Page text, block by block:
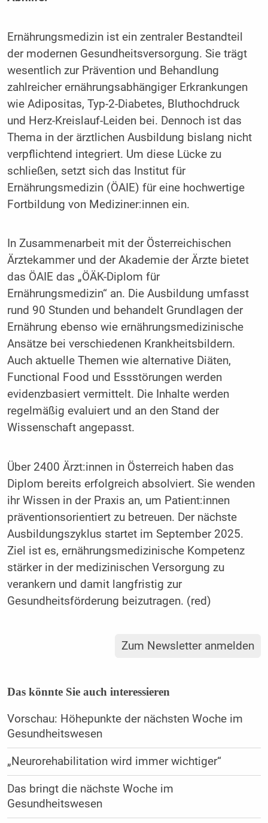
Ernährungsmedizin ist ein zentraler Bestandteil
der modernen Gesundheitsversorgung. Sie trägt
wesentlich zur Prävention und Behandlung
zahlreicher ernährungsabhängiger Erkrankungen
wie Adipositas, Typ-2-Diabetes, Bluthochdruck
und Herz-Kreislauf-Leiden bei. Dennoch ist das
Thema in der ärztlichen Ausbildung bislang nicht
verpflichtend integriert. Um diese Lücke zu
schließen, setzt sich das Institut für
Ernährungsmedizin (ÖAIE) für eine hochwertige
Fortbildung von Mediziner:innen ein.
In Zusammenarbeit mit der Österreichischen
Ärztekammer und der Akademie der Ärzte bietet
das ÖAIE das „ÖÄK-Diplom für
Ernährungsmedizin“ an. Die Ausbildung umfasst
rund 90 Stunden und behandelt Grundlagen der
Ernährung ebenso wie ernährungsmedizinische
Ansätze bei verschiedenen Krankheitsbildern.
Auch aktuelle Themen wie alternative Diäten,
Functional Food und Essstörungen werden
evidenzbasiert vermittelt. Die Inhalte werden
regelmäßig evaluiert und an den Stand der
Wissenschaft angepasst.
Über 2400 Ärzt:innen in Österreich haben das
Diplom bereits erfolgreich absolviert. Sie wenden
ihr Wissen in der Praxis an, um Patient:innen
präventionsorientiert zu betreuen. Der nächste
Ausbildungszyklus startet im September 2025.
Ziel ist es, ernährungsmedizinische Kompetenz
stärker in der medizinischen Versorgung zu
verankern und damit langfristig zur
Gesundheitsförderung beizutragen. (red)
Zum Newsletter anmelden
Das könnte Sie auch interessieren
Vorschau: Höhepunkte der nächsten Woche im
Gesundheitswesen
„Neurorehabilitation wird immer wichtiger“
Das bringt die nächste Woche im
Gesundheitswesen